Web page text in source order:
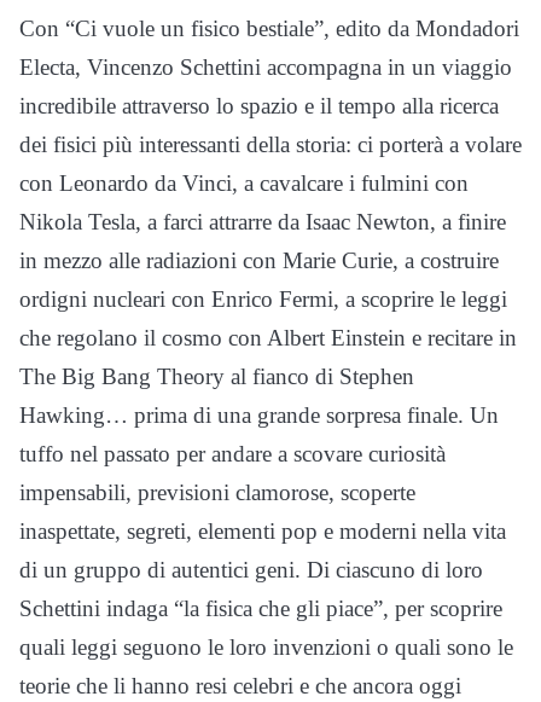
Con “Ci vuole un fisico bestiale”, edito da Mondadori
Electa, Vincenzo Schettini accompagna in un viaggio
incredibile attraverso lo spazio e il tempo alla ricerca
dei fisici più interessanti della storia: ci porterà a volare
con Leonardo da Vinci, a cavalcare i fulmini con
Nikola Tesla, a farci attrarre da Isaac Newton, a finire
in mezzo alle radiazioni con Marie Curie, a costruire
ordigni nucleari con Enrico Fermi, a scoprire le leggi
che regolano il cosmo con Albert Einstein e recitare in
The Big Bang Theory al fianco di Stephen
Hawking… prima di una grande sorpresa finale. Un
tuffo nel passato per andare a scovare curiosità
impensabili, previsioni clamorose, scoperte
inaspettate, segreti, elementi pop e moderni nella vita
di un gruppo di autentici geni. Di ciascuno di loro
Schettini indaga “la fisica che gli piace”, per scoprire
quali leggi seguono le loro invenzioni o quali sono le
teorie che li hanno resi celebri e che ancora oggi